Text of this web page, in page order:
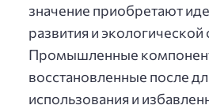
значение приобретают
развития и экологической
Промышленные
восстановленные после
использования и